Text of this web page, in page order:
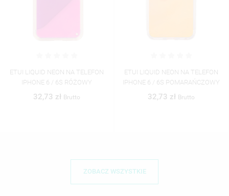
ETUI LIQUID NEON NA TELEFON
IPHONE 6 / 6S RÓŻOWY
32,73 zł Brutto
ETUI LIQUID NEON NA TELEFON
IPHONE 6 / 6S POMARAŃCZOWY
32,73 zł Brutto
ZOBACZ WSZYSTKIE